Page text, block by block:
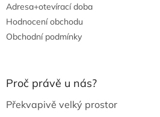
Adresa+otevírací doba
Hodnocení obchodu
Obchodní podmínky
Proč právě u nás?
Překvapivě velký prostor